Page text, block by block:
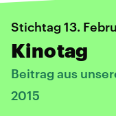
Stichtag 13.
Kinotag
Beitrag aus
2015